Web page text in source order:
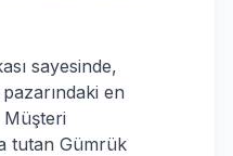
sayesinde,
pazarındaki en
Müşteri
tutan Gümrük